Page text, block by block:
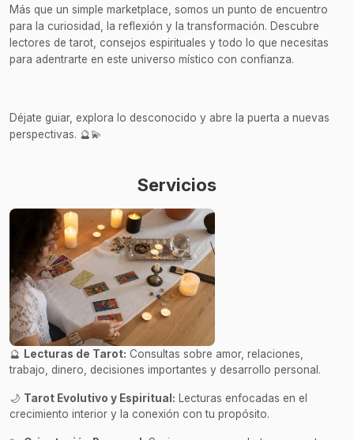
Más que un simple marketplace, somos un punto de encuentro
para la curiosidad, la reflexión y la transformación. Descubre
lectores de tarot, consejos espirituales y todo lo que necesitas
para adentrarte en este universo místico con confianza.
Déjate guiar, explora lo desconocido y abre la puerta a nuevas
perspectivas. 🔮💫
Servicios
🔮 Lecturas de Tarot: Consultas sobre amor, relaciones,
trabajo, dinero, decisiones importantes y desarrollo personal.
🌙 Tarot Evolutivo y Espiritual: Lecturas enfocadas en el
crecimiento interior y la conexión con tu propósito.